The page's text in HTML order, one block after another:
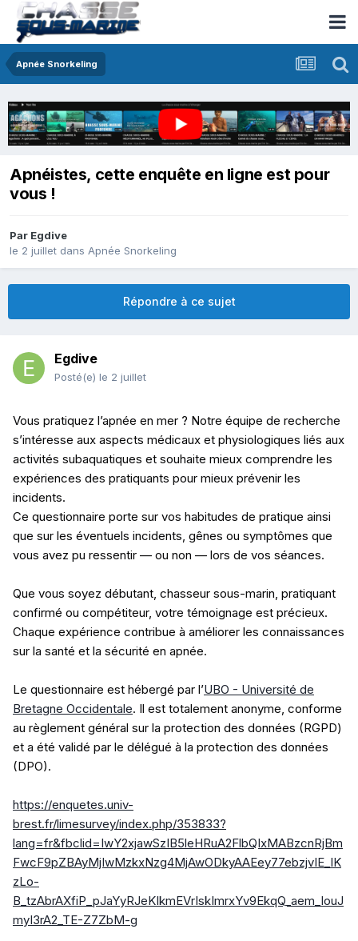
Apnée Snorkeling
Apnéistes, cette enquête en ligne est pour
vous !
Par Egdive
le 2 juillet dans Apnée Snorkeling
Répondre à ce sujet
Egdive
Posté(e) le 2 juillet
Vous pratiquez l’apnée en mer ? Notre équipe de recherche
s’intéresse aux aspects médicaux et physiologiques liés aux
activités subaquatiques et souhaite mieux comprendre les
expériences des pratiquants pour mieux prévenir les
incidents.
Ce questionnaire porte sur vos habitudes de pratique ainsi
que sur les éventuels incidents, gênes ou symptômes que
vous avez pu ressentir — ou non — lors de vos séances.
Que vous soyez débutant, chasseur sous-marin, pratiquant
confirmé ou compétiteur, votre témoignage est précieux.
Chaque expérience contribue à améliorer les connaissances
sur la santé et la sécurité en apnée.
Le questionnaire est hébergé par l’UBO - Université de
Bretagne Occidentale. Il est totalement anonyme, conforme
au règlement général sur la protection des données (RGPD)
et a été validé par le délégué à la protection des données
(DPO).
https://enquetes.univ-
brest.fr/limesurvey/index.php/353833?
lang=fr&fbclid=IwY2xjawSzIB5leHRuA2FlbQIxMABzcnRjBm
FwcF9pZBAyMjIwMzkxNzg4MjAwODkyAAEey77ebzjvIE_lK
zLo-
B_tzAbrAXfiP_pJaYyRJeKIkmEVrIskImrxYv9EkqQ_aem_louJ
myI3rA2_TE-Z7ZbM-g